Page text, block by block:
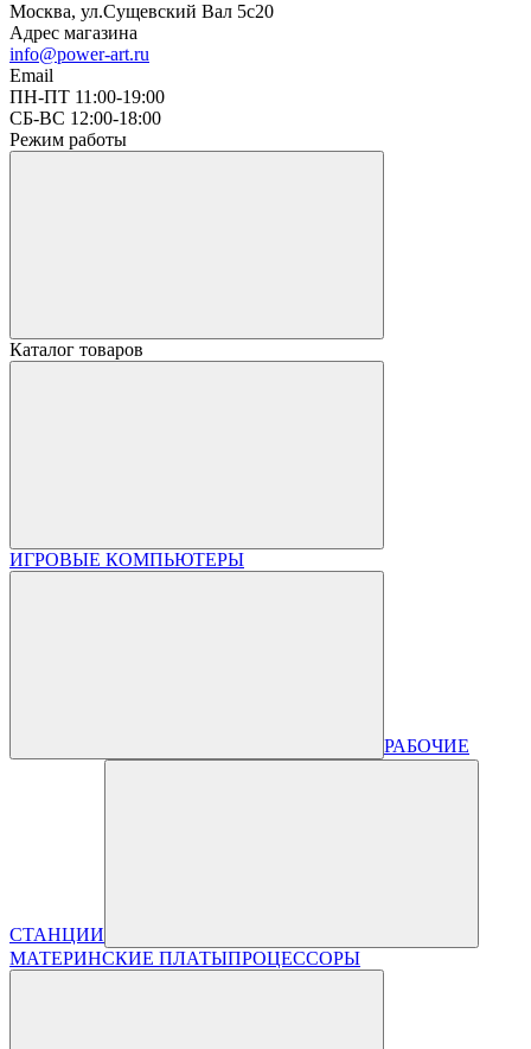
Москва, ул.Сущевский Вал 5с20
Адрес магазина
info@power-art.ru
Email
ПН-ПТ 11:00-19:00
СБ-ВС 12:00-18:00
Режим работы
Каталог товаров
ИГРОВЫЕ КОМПЬЮТЕРЫ
РАБОЧИЕ
СТАНЦИИ
МАТЕРИНСКИЕ ПЛАТЫПРОЦЕССОРЫ